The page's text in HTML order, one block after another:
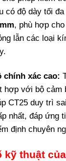
có độ dày tối đa
, phù hợp
lẫn các loại
chính xác cao:
hợp với bộ cảm
CT25 duy trì
nhất, đáp ứng
định chuyên
kỹ thuật